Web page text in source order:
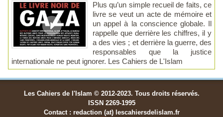
Plus qu’un simple recueil de faits, ce
livre se veut un acte de mémoire et
un appel à la conscience globale. Il
rappelle que derrière les chiffres, il y
a des vies ; et derrière la guerre, des
responsables que la justice
internationale ne peut ignorer. Les Cahiers de L'Islam
Les Cahiers de l'Islam © 2012-2023. Tous droits réservés.
ISSN 2269-1995
Contact : redaction (at) lescahiersdelislam.fr